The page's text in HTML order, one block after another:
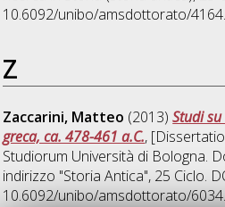
10.6092/unibo/amsdottorato/4164.
Z
Zaccarini, Matteo (2013)Studi
greca, ca. 478-461 a.C.,
Studiorum Università di Bologna.
indirizzo "Storia Antica", 25 Ciclo.
10.6092/unibo/amsdottorato/6034.